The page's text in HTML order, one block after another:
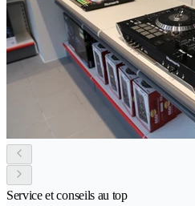
Service et conseils au top